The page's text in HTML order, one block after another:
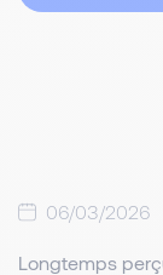
06/03/2026
Longtemps